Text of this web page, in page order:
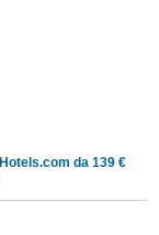
Hotels.com da 139 €